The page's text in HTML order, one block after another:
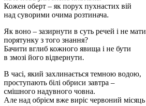
Кожен оберт – як порух пухнастих вій
над суворими очима розтинача.
Як воно – зазирнути в суть речей і не мати
порятунку з того знання?
Бачити вглиб кожного явища і не бути
в змозі його відвернути.
В часі, який захлинається темною водою,
проступають білі обриси завтра –
смішного надувного човна.
Але над обрієм вже виріс червоний місяць